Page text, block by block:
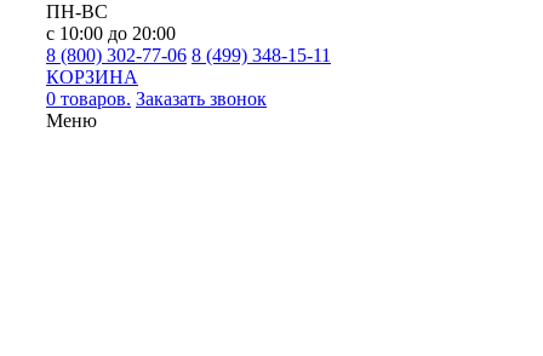
ПН-ВС
с 10:00 до 20:00
8 (800) 302-77-06 8 (499) 348-15-11
КОРЗИНА
0 товаров. Заказать звонок
Меню